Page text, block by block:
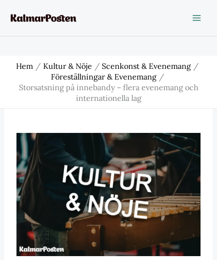
Hem Kultur & Nöje
Scenkonst & Evenemang
Föreställningar & Evenemang
Storsatsning på innebandy – flera evenemang och
internationella lag